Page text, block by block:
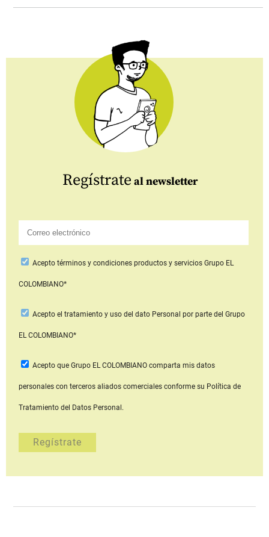
Regístrate al newsletter
Aceptotérminos y condiciones productos y serviciosGrupo EL
COLOMBIANO*
Acepto el tratamiento y uso del dato Personal por parte del Grupo
EL COLOMBIANO*
Acepto que Grupo EL COLOMBIANOcomparta mis datos
personales con terceros aliados comerciales conforme su Política de
Tratamiento del Datos Personal.